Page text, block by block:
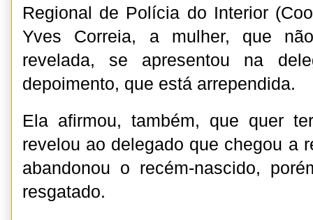
Regional de Polícia do Interior
Yves Correia, a mulher, que
revelada, se apresentou na
depoimento, que está arrependida.
Ela afirmou, também, que quer
revelou ao delegado que chegou a
abandonou o recém-nascido,
resgatado.